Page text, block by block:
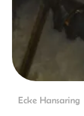
Ecke Hansaring